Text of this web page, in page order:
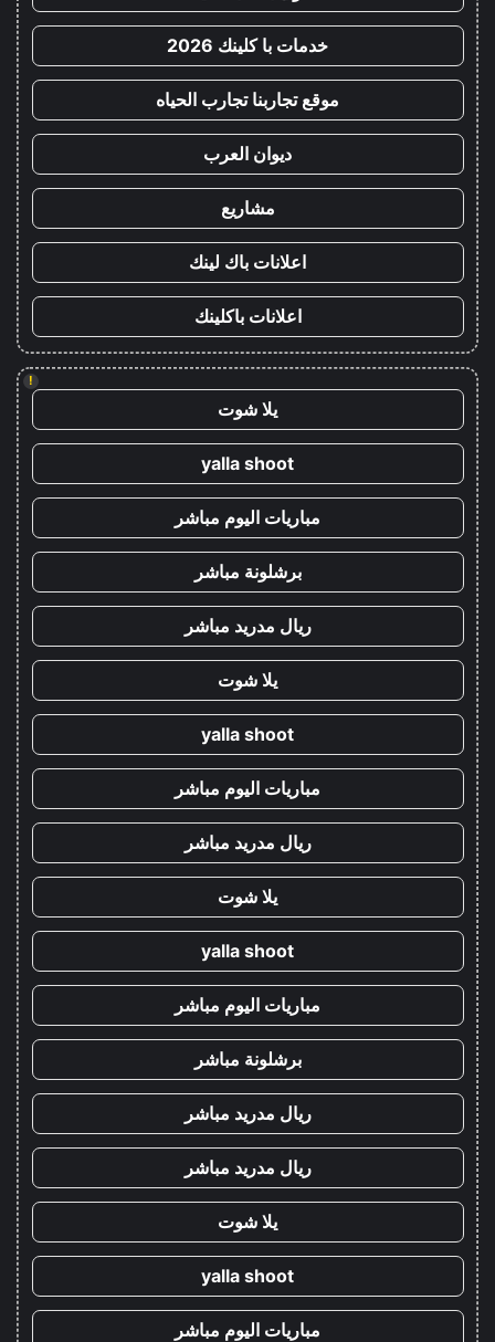
خدمات با كلينك 2026
موقع تجاربنا تجارب الحياه
ديوان العرب
مشاريع
اعلانات باك لينك
اعلانات باكلينك
!
يلا شوت
yalla shoot
مباريات اليوم مباشر
برشلونة مباشر
ريال مدريد مباشر
يلا شوت
yalla shoot
مباريات اليوم مباشر
ريال مدريد مباشر
يلا شوت
yalla shoot
مباريات اليوم مباشر
برشلونة مباشر
ريال مدريد مباشر
ريال مدريد مباشر
يلا شوت
yalla shoot
مباريات اليوم مباشر